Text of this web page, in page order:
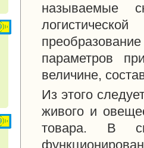
называемые
параметров
величине,
Из этого
живого и
товара. В